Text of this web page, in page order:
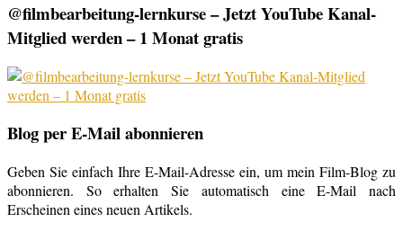
@filmbearbeitung-lernkurse – Jetzt YouTube Kanal-
Mitglied werden – 1 Monat gratis
Blog per E-Mail abonnieren
Geben Sie einfach Ihre E-Mail-Adresse ein, um mein Film-Blog zu
abonnieren. So erhalten Sie automatisch eine E-Mail nach
Erscheinen eines neuen Artikels.